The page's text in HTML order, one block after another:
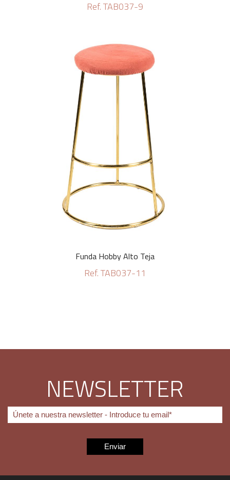
Ref. TAB037-9
Funda Hobby Alto Teja
Ref. TAB037-11
NEWSLETTER